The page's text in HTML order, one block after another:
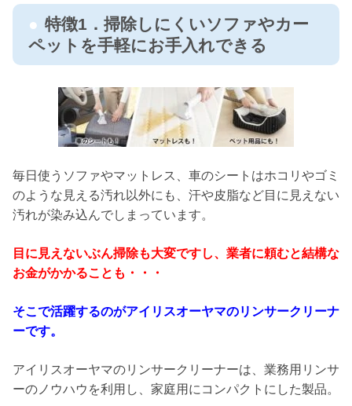
特徴1．掃除しにくいソファやカー
ペットを手軽にお手入れできる
毎日使うソファやマットレス、車のシートはホコリやゴミ
のような見える汚れ以外にも、汗や皮脂など目に見えない
汚れが染み込んでしまっています。
目に見えないぶん掃除も大変ですし、業者に頼むと結構な
お金がかかることも・・・
そこで活躍するのがアイリスオーヤマのリンサークリーナ
ーです。
アイリスオーヤマのリンサークリーナーは、業務用リンサ
ーのノウハウを利用し、家庭用にコンパクトにした製品。